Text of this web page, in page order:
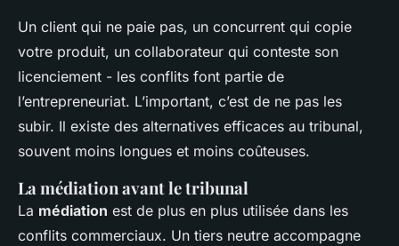
Un client qui ne paie pas, un concurrent qui copie
votre produit, un collaborateur qui conteste son
licenciement - les conflits font partie de
l’entrepreneuriat. L’important, c’est de ne pas les
subir. Il existe des alternatives efficaces au tribunal,
souvent moins longues et moins coûteuses.
La médiation avant le tribunal
La médiation est de plus en plus utilisée dans les
conflits commerciaux. Un tiers neutre accompagne